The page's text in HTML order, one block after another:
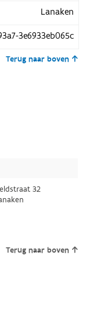
Lanaken
3e6933eb065c
Terug naar boven
32
Terug naar boven